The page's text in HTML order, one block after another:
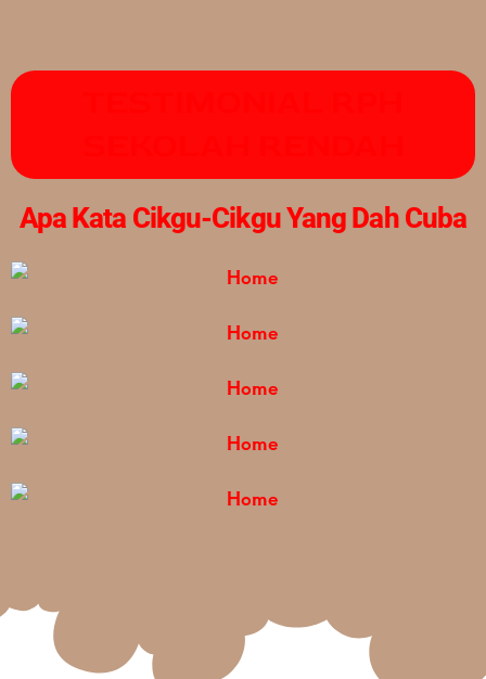
Apa Kata Cikgu-Cikgu Yang Dah Cuba